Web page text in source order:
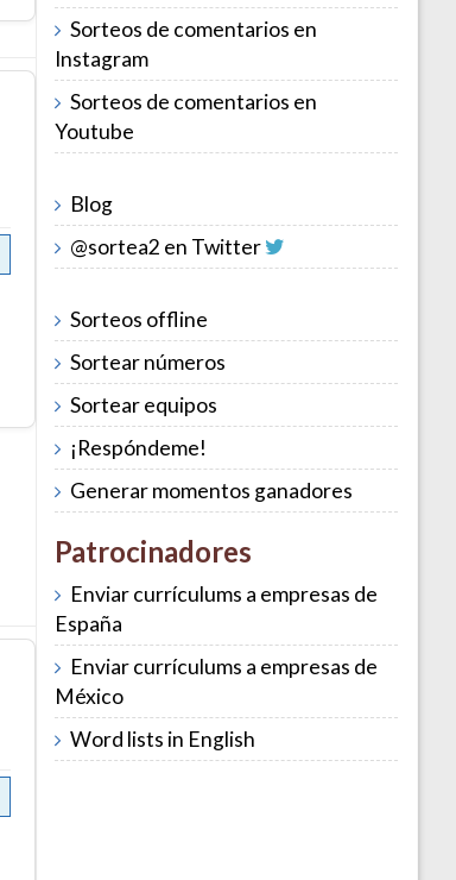
Sorteos de comentarios en
Instagram
Sorteos de comentarios en
Youtube
Blog
@sortea2 en Twitter
Sorteos offline
Sortear números
Sortear equipos
¡Respóndeme!
Generar momentos ganadores
Patrocinadores
Enviar currículums a empresas de
España
Enviar currículums a empresas de
México
Word lists in English